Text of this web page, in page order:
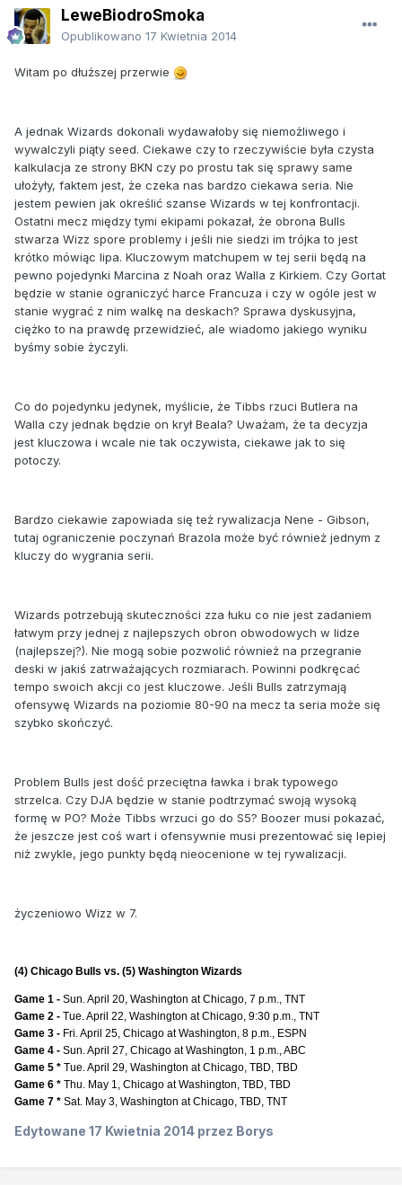
LeweBiodroSmoka
Opublikowano 17 Kwietnia 2014
Witam po dłuższej przerwie
A jednak Wizards dokonali wydawałoby się niemożliwego i
wywalczyli piąty seed. Ciekawe czy to rzeczywiście była czysta
kalkulacja ze strony BKN czy po prostu tak się sprawy same
ułożyły, faktem jest, że czeka nas bardzo ciekawa seria. Nie
jestem pewien jak określić szanse Wizards w tej konfrontacji.
Ostatni mecz między tymi ekipami pokazał, że obrona Bulls
stwarza Wizz spore problemy i jeśli nie siedzi im trójka to jest
krótko mówiąc lipa. Kluczowym matchupem w tej serii będą na
pewno pojedynki Marcina z Noah oraz Walla z Kirkiem. Czy Gortat
będzie w stanie ograniczyć harce Francuza i czy w ogóle jest w
stanie wygrać z nim walkę na deskach? Sprawa dyskusyjna,
ciężko to na prawdę przewidzieć, ale wiadomo jakiego wyniku
byśmy sobie życzyli.
Co do pojedynku jedynek, myślicie, że Tibbs rzuci Butlera na
Walla czy jednak będzie on krył Beala? Uważam, że ta decyzja
jest kluczowa i wcale nie tak oczywista, ciekawe jak to się
potoczy.
Bardzo ciekawie zapowiada się też rywalizacja Nene - Gibson,
tutaj ograniczenie poczynań Brazola może być również jednym z
kluczy do wygrania serii.
Wizards potrzebują skuteczności zza łuku co nie jest zadaniem
łatwym przy jednej z najlepszych obron obwodowych w lidze
(najlepszej?). Nie mogą sobie pozwolić również na przegranie
deski w jakiś zatrważających rozmiarach. Powinni podkręcać
tempo swoich akcji co jest kluczowe. Jeśli Bulls zatrzymają
ofensywę Wizards na poziomie 80-90 na mecz ta seria może się
szybko skończyć.
Problem Bulls jest dość przeciętna ławka i brak typowego
strzelca. Czy DJA będzie w stanie podtrzymać swoją wysoką
formę w PO? Może Tibbs wrzuci go do S5? Boozer musi pokazać,
że jeszcze jest coś wart i ofensywnie musi prezentować się lepiej
niż zwykle, jego punkty będą nieocenione w tej rywalizacji.
życzeniowo Wizz w 7.
(4) Chicago Bulls vs. (5) Washington Wizards
Game 1 - Sun. April 20, Washington at Chicago, 7 p.m., TNT
Game 2 - Tue. April 22, Washington at Chicago, 9:30 p.m., TNT
Game 3 - Fri. April 25, Chicago at Washington, 8 p.m., ESPN
Game 4 - Sun. April 27, Chicago at Washington, 1 p.m., ABC
Game 5 * Tue. April 29, Washington at Chicago, TBD, TBD
Game 6 * Thu. May 1, Chicago at Washington, TBD, TBD
Game 7 * Sat. May 3, Washington at Chicago, TBD, TNT
Edytowane 17 Kwietnia 2014 przez Borys